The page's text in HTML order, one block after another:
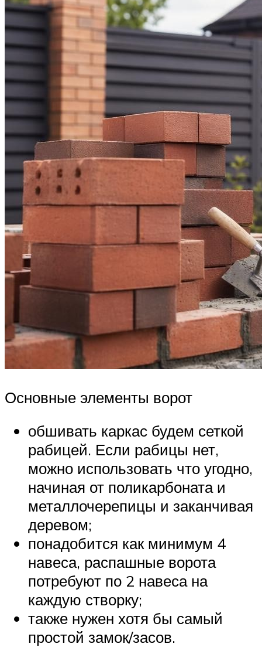
Основные элементы ворот
обшивать каркас будем сеткой
рабицей. Если рабицы нет,
можно использовать что угодно,
начиная от поликарбоната и
металлочерепицы и заканчивая
деревом;
понадобится как минимум 4
навеса, распашные ворота
потребуют по 2 навеса на
каждую створку;
также нужен хотя бы самый
простой замок/засов.